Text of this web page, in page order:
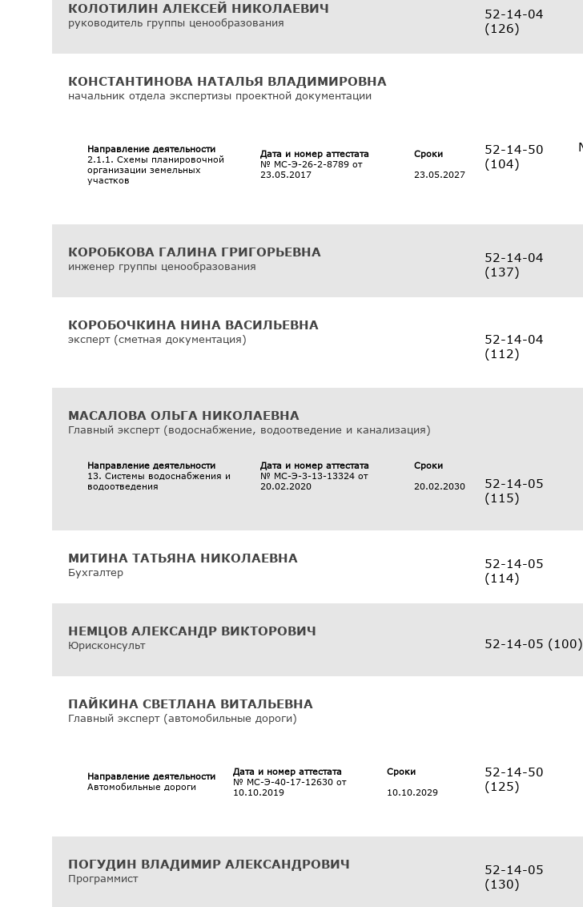
КОЛОТИЛИН АЛЕКСЕЙ НИКОЛАЕВИЧ
руководитель группы ценообразования
52-14-04
(126)
КОНСТАНТИНОВА НАТАЛЬЯ ВЛАДИМИРОВНА
начальник отдела экспертизы проектной документации
Направление деятельности
2.1.1. Схемы планировочной
организации земельных
участков
Дата и номер аттестата
№ МС-Э-26-2-8789 от
23.05.2017
Сроки
23.05.2027
52-14-50
(104)
КОРОБКОВА ГАЛИНА ГРИГОРЬЕВНА
инженер группы ценообразования
52-14-04
(137)
КОРОБОЧКИНА НИНА ВАСИЛЬЕВНА
эксперт (сметная документация)
52-14-04
(112)
МАСАЛОВА ОЛЬГА НИКОЛАЕВНА
Главный эксперт (водоснабжение, водоотведение и канализация)
Направление деятельности
13. Системы водоснабжения и
водоотведения
Дата и номер аттестата
№ МС-Э-3-13-13324 от
20.02.2020
Сроки
20.02.2030
52-14-05
(115)
МИТИНА ТАТЬЯНА НИКОЛАЕВНА
Бухгалтер
52-14-05
(114)
НЕМЦОВ АЛЕКСАНДР ВИКТОРОВИЧ
Юрисконсульт 52-14-05 (100)
ПАЙКИНА СВЕТЛАНА ВИТАЛЬЕВНА
Главный эксперт (автомобильные дороги)
Направление деятельности
Автомобильные дороги
Дата и номер аттестата
№ МС-Э-40-17-12630 от
10.10.2019
Сроки
10.10.2029
52-14-50
(125)
ПОГУДИН ВЛАДИМИР АЛЕКСАНДРОВИЧ
Программист
52-14-05
(130)